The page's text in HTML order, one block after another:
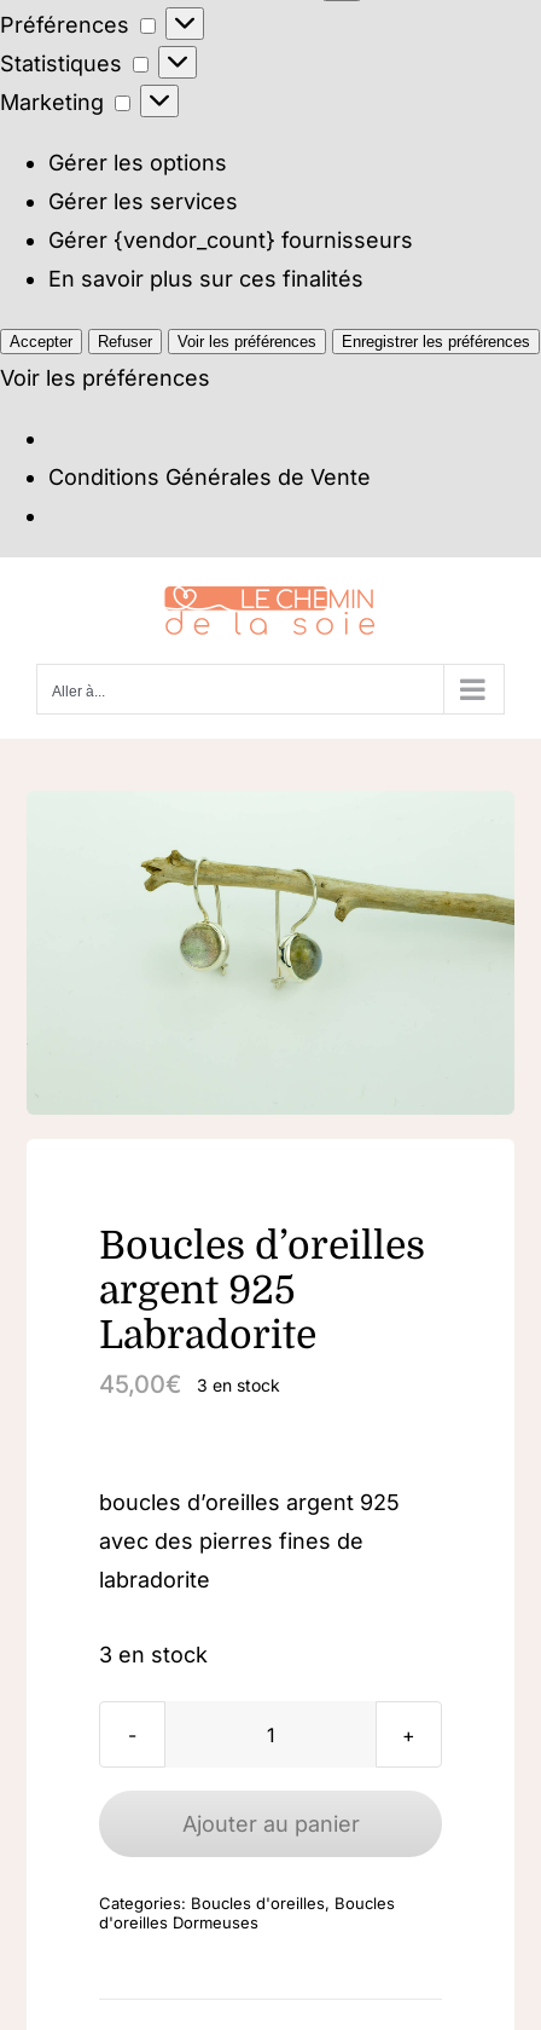
Préférences
Préférences
Statistiques
Statistiques
Marketing
Marketing
Gérer les options
Gérer les services
Gérer {vendor_count} fournisseurs
En savoir plus sur ces finalités
Accepter Refuser Voir les préférences Enregistrer les préférences
Voir les préférences
Conditions Générales de Vente
Aller à...
Boucles d’oreilles
argent 925
Labradorite
45,00€ 3 en stock
boucles d’oreilles argent 925
avec des pierres fines de
labradorite
3 en stock
quantité
Boucles
d'oreilles
Ajouter au panier
Categories: Boucles d'oreilles, Boucles
d'oreilles Dormeuses